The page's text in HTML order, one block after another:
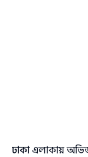
ঢাকাএলাকায়